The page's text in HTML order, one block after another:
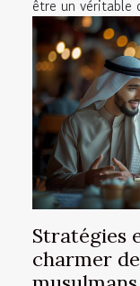
être un véritable
Stratégies
charmer